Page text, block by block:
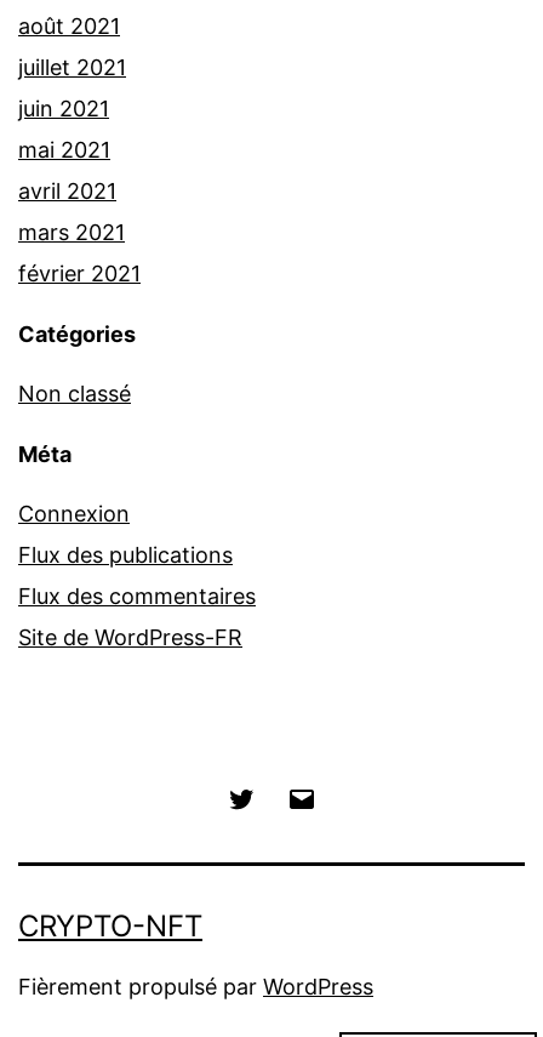
août 2021
juillet 2021
juin 2021
mai 2021
avril 2021
mars 2021
février 2021
Catégories
Non classé
Méta
Connexion
Flux des publications
Flux des commentaires
Site de WordPress-FR
Twitter
CRYPTO-NFT
Fièrement propulsé par WordPress